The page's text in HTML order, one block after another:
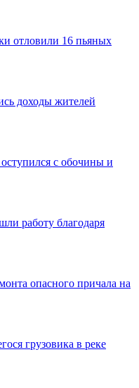
отловили 16 пьяных
доходы жителей
с обочины и
работу благодаря
опасного причала на
грузовика в реке